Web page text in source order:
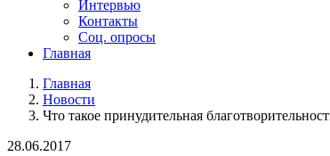
Интервью
Контакты
Соц. опросы
Главная
Главная
Новости
Что такое принудительная
28.06.2017